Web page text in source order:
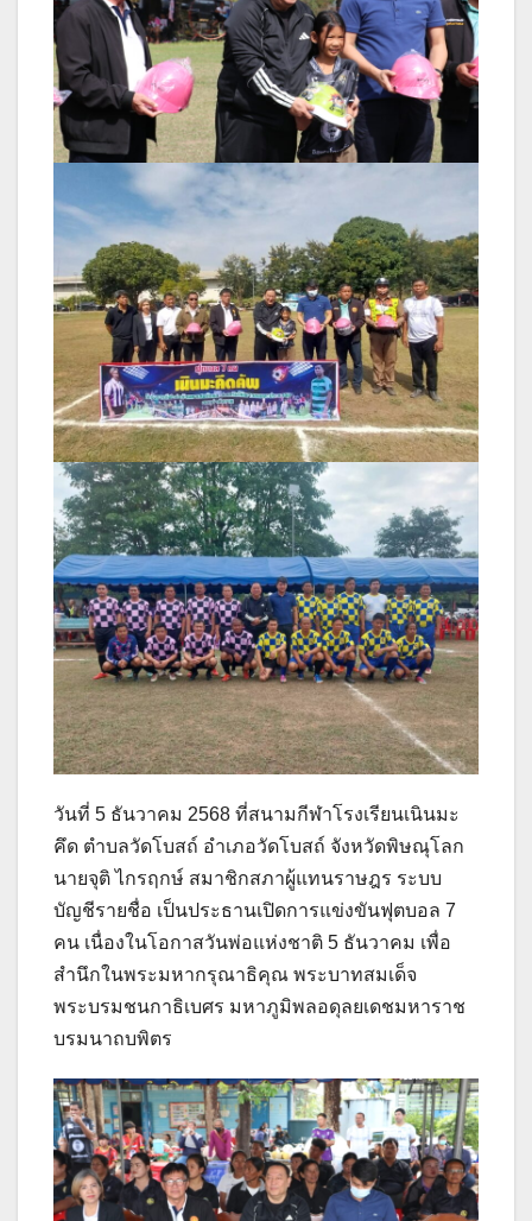
วันที่ 5 ธันวาคม 2568 ที่สนามกีฬาโรงเรียนเนินมะ
คึด ตำบลวัดโบสถ์ อำเภอวัดโบสถ์ จังหวัดพิษณุโลก
นายจุติ ไกรฤกษ์ สมาชิกสภาผู้แทนราษฎร ระบบ
บัญชีรายชื่อ เป็นประธานเปิดการแข่งขันฟุตบอล 7
คน เนื่องในโอกาสวันพ่อแห่งชาติ 5 ธันวาคม เพื่อ
สำนึกในพระมหากรุณาธิคุณ พระบาทสมเด็จ
พระบรมชนกาธิเบศร มหาภูมิพลอดุลยเดชมหาราช
บรมนาถบพิตร